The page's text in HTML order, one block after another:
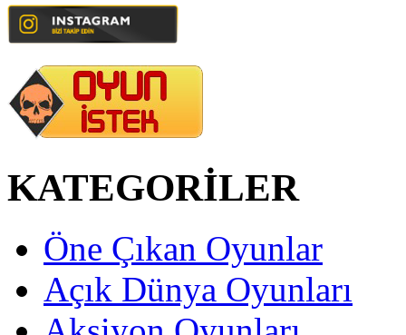
KATEGORİLER
Öne Çıkan Oyunlar
Açık Dünya Oyunları